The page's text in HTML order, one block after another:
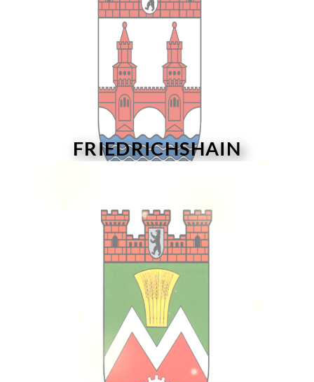
FRIEDRICHSHAIN
HELLERSDORF